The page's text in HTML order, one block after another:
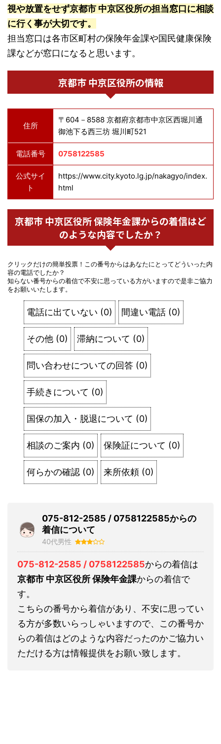
視や放置をせず京都市 中京区役所の担当窓口に相談
に行く事が大切です。
担当窓口は各市区町村の保険年金課や国民健康保険
課などが窓口になると思います。
京都市 中京区役所の情報
住所
〒604－8588 京都府京都市中京区西堀川通
御池下る西三坊 堀川町521
電話番号 0758122585
公式サイ
ト
https://www.city.kyoto.lg.jp/nakagyo/index.
html
京都市 中京区役所 保険年金課からの着信はど
のような内容でしたか？
クリックだけの簡単投票！この番号からはあなたにとってどういった内
容の電話でしたか？
知らない番号からの着信で不安に思っている方がいますので是非ご協力
をお願いいたします。
電話に出ていない (0) 間違い電話 (0)
その他 (0) 滞納について (0)
問い合わせについての回答 (0)
手続きについて (0)
国保の加入・脱退について (0)
相談のご案内 (0) 保険証について (0)
何らかの確認 (0) 来所依頼 (0)
075-812-2585 / 0758122585からの
着信について
40代男性
075-812-2585 / 0758122585からの着信は
京都市 中京区役所 保険年金課からの着信で
す。
こちらの番号から着信があり、不安に思ってい
る方が多数いらっしゃいますので、この番号か
らの着信はどのような内容だったのかご協力い
ただける方は情報提供をお願い致します。